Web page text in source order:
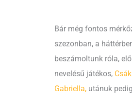
Bár még fontos
szezonban, a
beszámoltunk róla,
nevelésű játékos,
Gabriella, utánuk pedig